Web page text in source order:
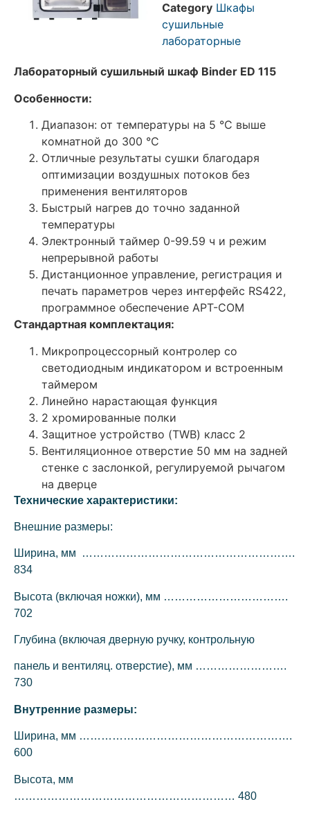
Category Шкафы
сушильные
лабораторные
Лабораторный сушильный шкаф Binder ED 115
Особенности:
Диапазон: от температуры на 5 °C выше
комнатной до 300 °C
Отличные результаты сушки благодаря
оптимизации воздушных потоков без
применения вентиляторов
Быстрый нагрев до точно заданной
температуры
Электронный таймер 0-99.59 ч и режим
непрерывной работы
Дистанционное управление, регистрация и
печать параметров через интерфейс RS422,
программное обеспечение APT-COM
Стандартная комплектация:
Микропроцессорный контролер со
светодиодным индикатором и встроенным
таймером
Линейно нарастающая функция
2 хромированные полки
Защитное устройство (TWB) класс 2
Вентиляционное отверстие 50 мм на задней
стенке с заслонкой, регулируемой рычагом
на дверце
Технические характеристики:
Внешние размеры:
Ширина, мм ………………………………………………….
834
Высота (включая ножки), мм …………………………….
702
Глубина (включая дверную ручку, контрольную
панель и вентиляц. отверстие), мм …………………….
730
Внутренние размеры:
Ширина, мм ………………………………………………….
600
Высота, мм
…………………………………………………… 480